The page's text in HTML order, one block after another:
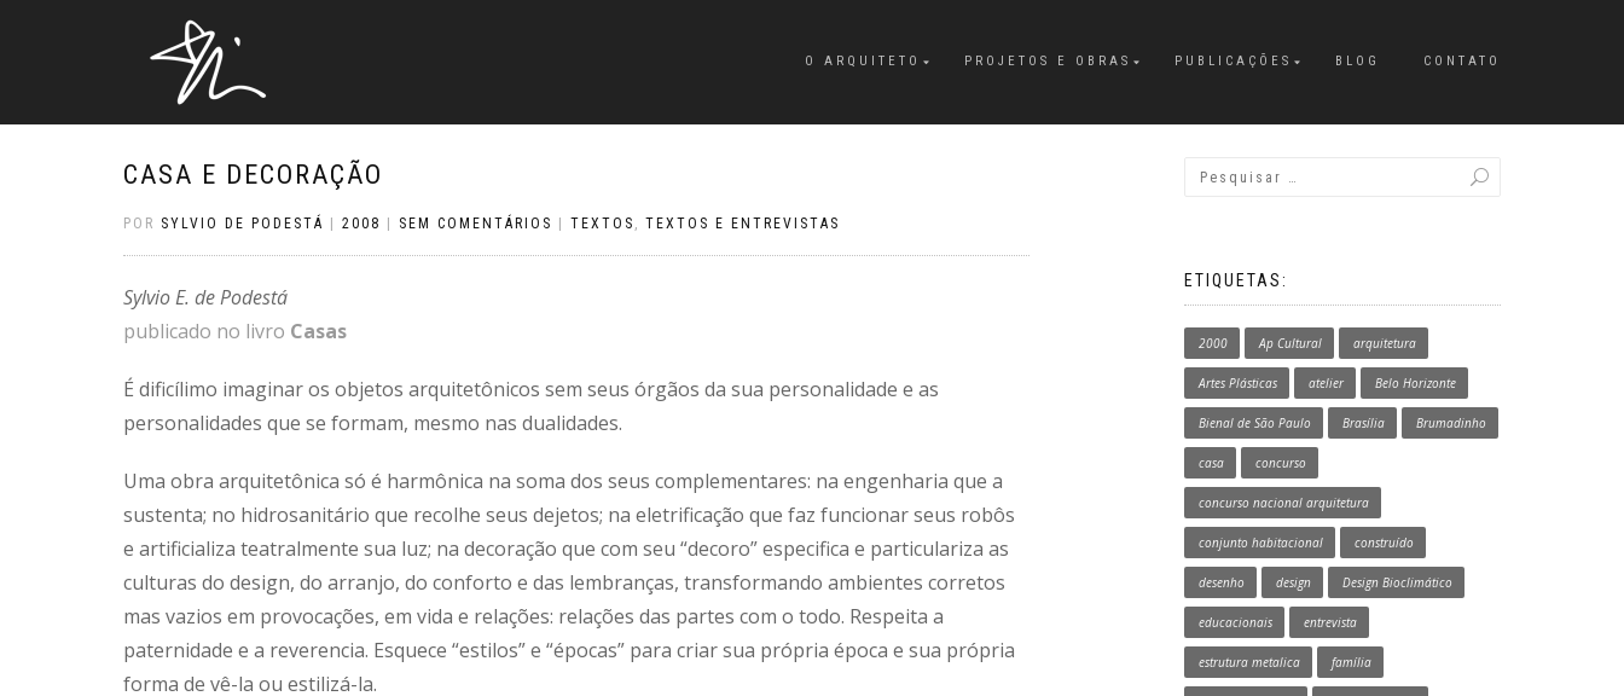
O ARQUITETO PROJETOS E OBRAS PUBLICAÇÕES BLOG CONTATO
CASA E DECORAÇÃO
POR SYLVIO DE PODESTÁ 2008 SEM COMENTÁRIOS TEXTOS , TEXTOS E ENTREVISTAS
Sylvio E. de Podestá
publicado no livro Casas
É dificílimo imaginar os objetos arquitetônicos sem seus órgãos da sua personalidade e as
personalidades que se formam, mesmo nas dualidades.
Uma obra arquitetônica só é harmônica na soma dos seus complementares: na engenharia que a
sustenta; no hidrosanitário que recolhe seus dejetos; na eletrificação que faz funcionar seus robôs
e artificializa teatralmente sua luz; na decoração que com seu “decoro” especifica e particulariza as
culturas do design, do arranjo, do conforto e das lembranças, transformando ambientes corretos
mas vazios em provocações, em vida e relações: relações das partes com o todo. Respeita a
paternidade e a reverencia. Esquece “estilos” e “épocas” para criar sua própria época e sua própria
forma de vê-la ou estilizá-la.
ETIQUETAS:
2000 Ap Cultural arquitetura
Artes Plásticas atelier Belo Horizonte
Bienal de São Paulo Brasília Brumadinho
casa concurso
concurso nacional arquitetura
conjunto habitacional construído
desenho design Design Bioclimático
educacionais entrevista
estrutura metalica família